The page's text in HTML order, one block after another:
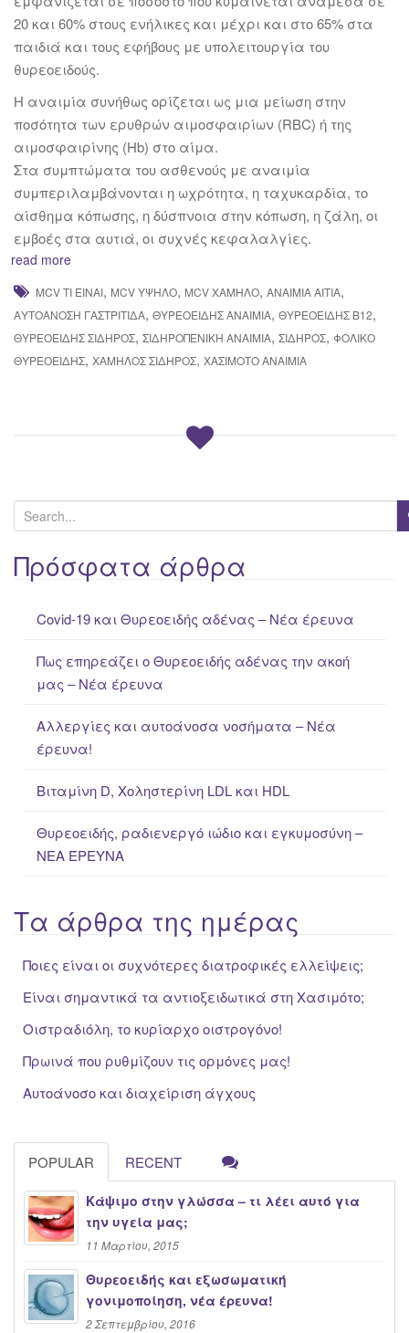
20 και 60% στους ενήλικες και μέχρι και στο 65% στα
παιδιά και τους εφήβους με υπολειτουργία του
θυρεοειδούς.
H αναιμία συνήθως ορίζεται ως μια μείωση στην
ποσότητα των ερυθρών αιμοσφαιρίων (RBC) ή της
αιμοσφαιρίνης (Hb) στο αίμα.
Στα συμπτώματα του ασθενούς με αναιμία
συμπεριλαμβάνονται η ωχρότητα, η ταχυκαρδία, το
αίσθημα κόπωσης, η δύσπνοια στην κόπωση, η ζάλη, οι
εμβοές στα αυτιά, οι συχνές κεφαλαλγίες.
read more
MCV ΤΙ ΕΊΝΑΙ, MCV ΥΨΗΛΌ, MCV ΧΑΜΗΛΌ, ΑΝΑΙΜΊΑ ΑΊΤΙΑ,
ΑΥΤΟΆΝΟΣΗ ΓΑΣΤΡΊΤΙΔΑ, ΘΥΡΕΟΕΙΔΉΣ ΑΝΑΙΜΊΑ, ΘΥΡΕΟΕΙΔΉΣ Β12,
ΘΥΡΕΟΕΙΔΉΣ ΣΊΔΗΡΟΣ, ΣΙΔΗΡΟΠΕΝΙΚΉ ΑΝΑΙΜΊΑ, ΣΊΔΗΡΟΣ, ΦΟΛΙΚΌ
ΘΥΡΕΟΕΙΔΉΣ, ΧΑΜΗΛΌΣ ΣΊΔΗΡΟΣ, ΧΑΣΙΜΌΤΟ ΑΝΑΙΜΊΑ
e
a
rΠρόσφατα άρθρα
Covid-19 και Θυρεοειδής αδένας – Νέα έρευνα
Πως επηρεάζει ο Θυρεοειδής αδένας την ακοή
μας – Νέα έρευνα
Αλλεργίες και αυτοάνοσα νοσήματα – Νέα
έρευνα!
Βιταμίνη D, Χοληστερίνη LDL και HDL
Θυρεοειδής, ραδιενεργό ιώδιο και εγκυμοσύνη –
ΝΕΑ ΈΡΕΥΝΑ
Τα άρθρα της ημέρας
Ποιες είναι οι συχνότερες διατροφικές ελλείψεις;
Είναι σημαντικά τα αντιοξειδωτικά στη Χασιμότο;
Οιστραδιόλη, το κυρίαρχο οιστρογόνο!
Πρωινά που ρυθμίζουν τις ορμόνες μας!
Αυτοάνοσο και διαχείριση άγχους
POPULAR RECENT
Κάψιμο στην γλώσσα – τι λέει αυτό για
την υγεία μας;
11 Μαρτίου, 2015
Θυρεοειδής και εξωσωματική
γονιμοποίηση, νέα έρευνα!
2 Σεπτεμβρίου, 2016